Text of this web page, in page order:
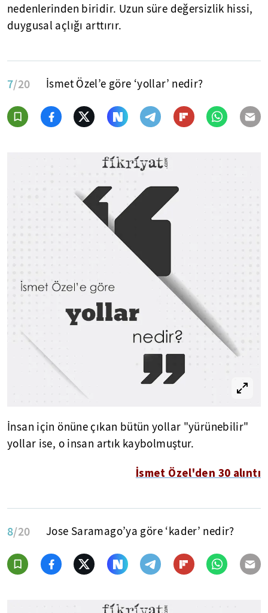
nedenlerinden biridir. Uzun süre değersizlik hissi,
duygusal açlığı arttırır.
7/20 İsmet Özel’e göre ‘yollar’ nedir?
İnsan için önüne çıkan bütün yollar "yürünebilir"
yollar ise, o insan artık kaybolmuştur.
İsmet Özel'den 30 alıntı
8/20 Jose Saramago’ya göre ‘kader’ nedir?